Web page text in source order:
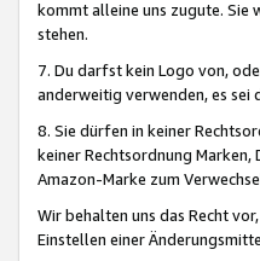
kommt alleine uns zugute. Sie
stehen.
7. Du darfst kein Logo von,
anderweitig verwenden, es sei
8. Sie dürfen in keiner
keiner Rechtsordnung
Amazon-Marke zum
Wir behalten uns das Recht
Einstellen einer